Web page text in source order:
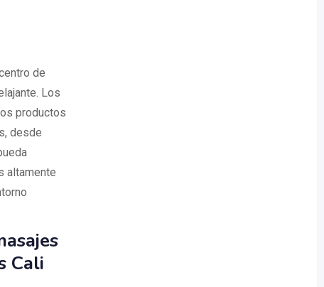
de
Los
productos
desde
altamente
Cali